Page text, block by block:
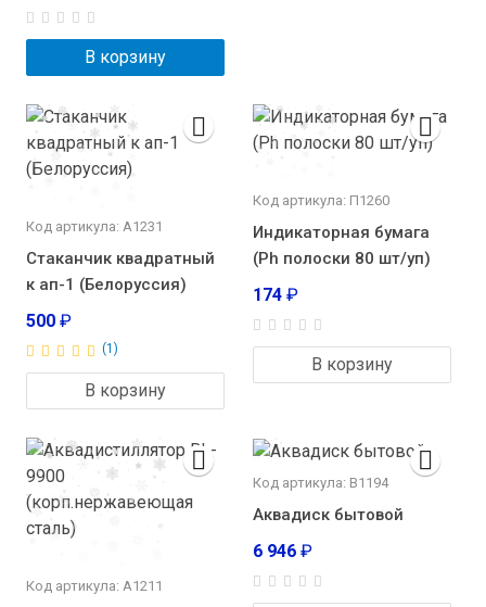
В корзину
Код артикула: А1231
Стаканчик квадратный
к ап-1 (Белоруссия)
500 ₽
(1)
В корзину
Код артикула: П1260
Индикаторная бумага
(Ph полоски 80 шт/уп)
174 ₽
В корзину
Код артикула: А1211
Код артикула: В1194
Аквадиск бытовой
6 946 ₽